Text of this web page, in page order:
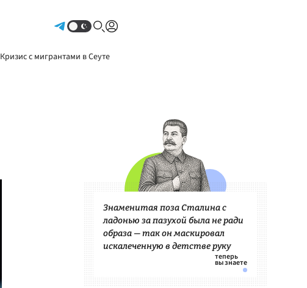
Кризис с мигрантами в Сеуте
Знаменитая поза Сталина с
ладонью за пазухой была не ради
образа — так он маскировал
искалеченную в детстве руку